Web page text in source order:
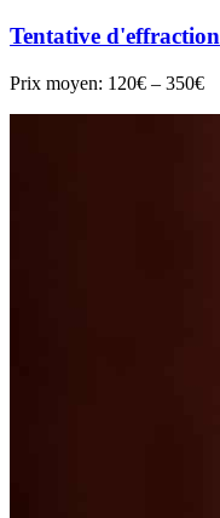
Tentative d'effraction
Prix moyen: 120€ – 350€